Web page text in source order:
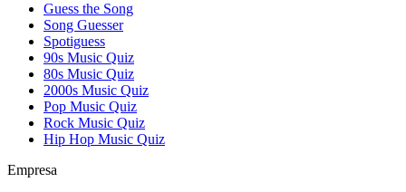
Guess the Song
Song Guesser
Spotiguess
90s Music Quiz
80s Music Quiz
2000s Music Quiz
Pop Music Quiz
Rock Music Quiz
Hip Hop Music Quiz
Empresa